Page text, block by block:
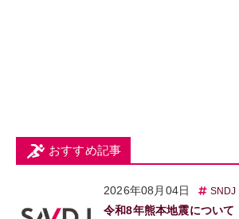
おすすめ記事
2026年08月04日 SNDJ
令和8年熊本地震について